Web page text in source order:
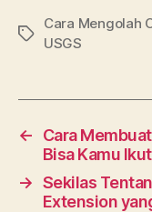
c
e
o
o
k
itt m
Tag
Cara Mengolah
USGS
←
Cara
Bisa Kamu
→ Sekilas
Extension